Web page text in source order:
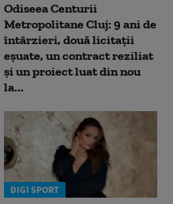
Odiseea Centurii
Metropolitane Cluj: 9 ani de
întârzieri, două licitații
eșuate, un contract reziliat
și un proiect luat din nou
la...
DIGI SPORT